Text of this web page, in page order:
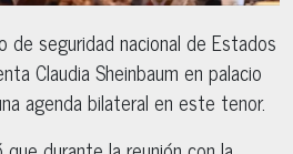
seguridad nacional de Estados
Claudia Sheinbaum en palacio
agenda bilateral en este tenor.